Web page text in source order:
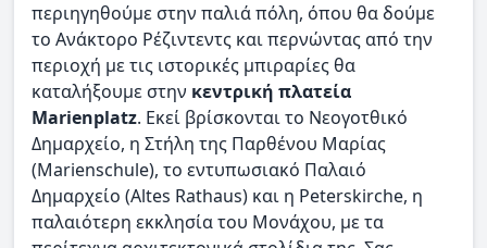
περιηγηθούμε στην παλιά πόλη, όπου θα δούμε
το Ανάκτορο Ρέζιντεντς και περνώντας από την
περιοχή με τις ιστορικές μπιραρίες θα
καταλήξουμε στην κεντρική πλατεία
Marienplatz. Εκεί βρίσκονται το Νεογοτθικό
Δημαρχείο, η Στήλη της Παρθένου Μαρίας
(Marienschule), το εντυπωσιακό Παλαιό
Δημαρχείο (Altes Rathaus) και η Peterskirche, η
παλαιότερη εκκλησία του Μονάχου, με τα